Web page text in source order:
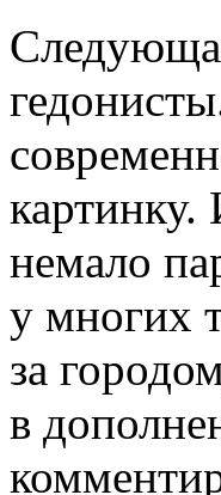
картинку.
немало
у многих
за
в